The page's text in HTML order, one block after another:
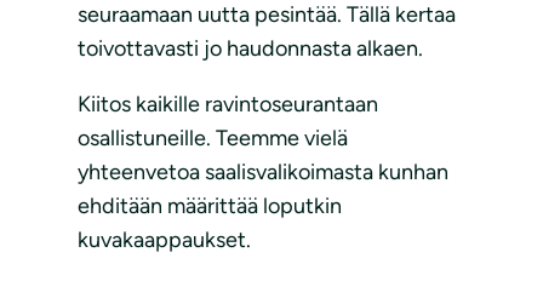
seuraamaan uutta pesintää. Tällä kertaa
toivottavasti jo haudonnasta alkaen.
Kiitos kaikille ravintoseurantaan
osallistuneille. Teemme vielä
yhteenvetoa saalisvalikoimasta kunhan
ehditään määrittää loputkin
kuvakaappaukset.